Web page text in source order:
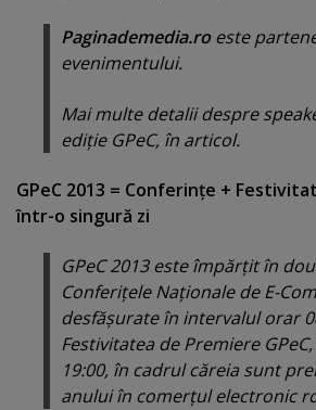
Paginademedia.roeste
evenimentului.
Mai multe detalii despre
ediţie GPeC, în articol.
GPeC 2013 = Conferinţe +
într-o singură zi
GPeC 2013 este împărţit în
Conferiţele Naţionale de E-
desfăşurate în intervalul orar
Festivitatea de Premiere
19:00, în cadrul căreia sunt
anului în comerţul electronic